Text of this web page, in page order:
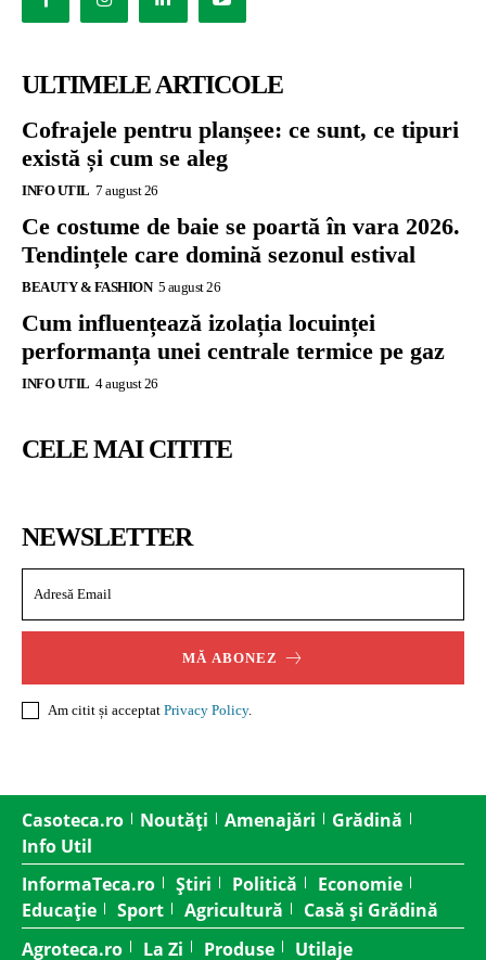
ULTIMELE ARTICOLE
Cofrajele pentru planșee: ce sunt, ce tipuri
există și cum se aleg
INFO UTIL 7 august 26
Ce costume de baie se poartă în vara 2026.
Tendințele care domină sezonul estival
BEAUTY & FASHION 5 august 26
Cum influențează izolația locuinței
performanța unei centrale termice pe gaz
INFO UTIL 4 august 26
CELE MAI CITITE
NEWSLETTER
MĂ ABONEZ
Am citit și acceptat Privacy Policy.
Casoteca.ro Noutăți Amenajări
Grădină
Info Util
InformaTeca.ro
Știri Politică
Economie
Educație
Sport Agricultură
Casă și Grădină
Agroteca.ro
La Zi Produse Utilaje